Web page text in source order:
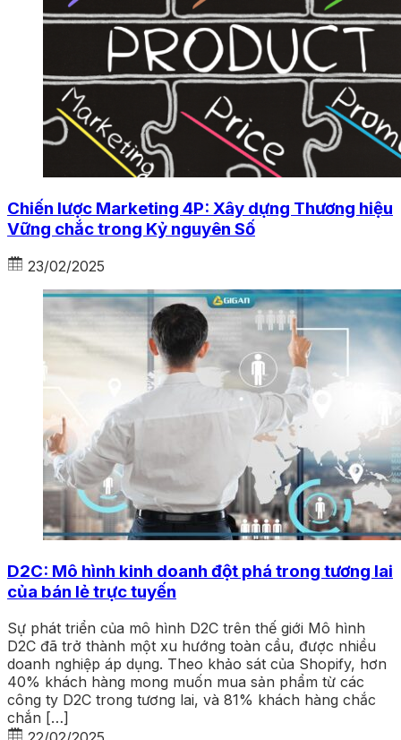
Chiến lược Marketing 4P: Xây dựng Thương hiệu
Vững chắc trong Kỷ nguyên Số
23/02/2025
D2C: Mô hình kinh doanh đột phá trong tương lai
của bán lẻ trực tuyến
Sự phát triển của mô hình D2C trên thế giới Mô hình
D2C đã trở thành một xu hướng toàn cầu, được nhiều
doanh nghiệp áp dụng. Theo khảo sát của Shopify, hơn
40% khách hàng mong muốn mua sản phẩm từ các
công ty D2C trong tương lai, và 81% khách hàng chắc
chắn […]